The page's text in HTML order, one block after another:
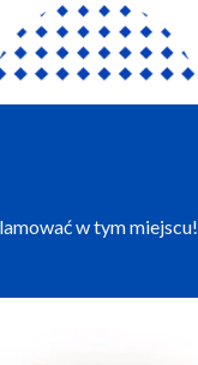
w tym miejscu!